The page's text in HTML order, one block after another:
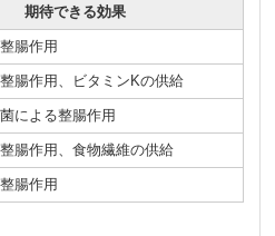
期待できる効果
腸作用
腸作用、ビタミンKの供給
による整腸作用
腸作用、食物繊維の供給
腸作用